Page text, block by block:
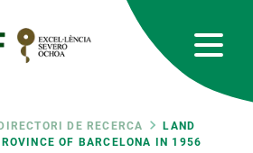
DIRECTORI DE RECERCA
LAND
OF BARCELONA IN 1956